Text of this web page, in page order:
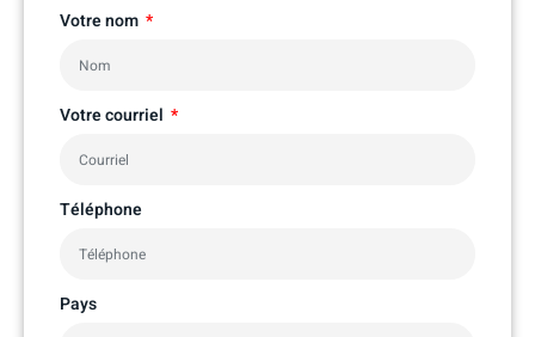
Votre nom
Votre courriel
Téléphone
Pays